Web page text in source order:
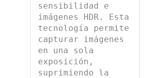
sensibilidad e
imágenes HDR. Esta
tecnología permite
capturar imágenes
en una sola
exposición,
suprimiendo la